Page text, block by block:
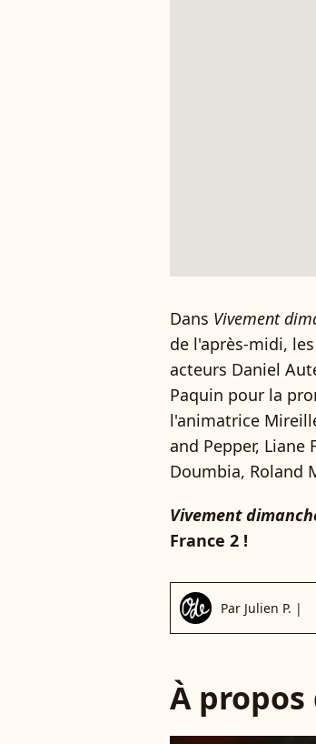
Dans Vivement
de l'après-midi,
acteurs Daniel
Paquin pour la
l'animatrice
and Pepper, Liane
Doumbia, Roland
Vivement
France 2 !
Par Julien P. |
À propos